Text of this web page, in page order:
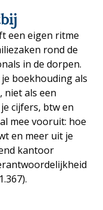
een eigen ritme
rond de
in de dorpen.
boekhouding als
niet als een
cijfers, btw en
mee vooruit: hoe
en meer uit je
kantoor